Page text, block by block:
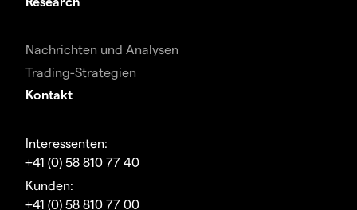
Nachrichten und Analysen
Trading-Strategien
Kontakt
Interessenten:
+41 (0) 58 810 77 40
Kunden:
+41 (0) 58 810 77 00